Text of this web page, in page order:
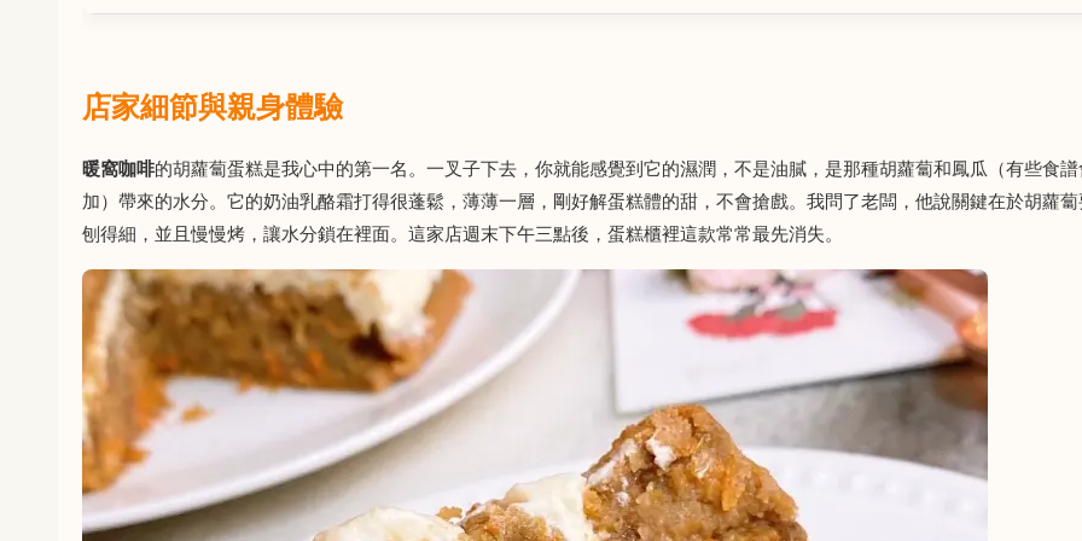
店家細節與親身體驗
暖窩咖啡的胡蘿蔔蛋糕是我心中的第一名。一叉子下去，你就能感覺到它的濕潤，不是油膩，是那種胡蘿蔔和鳳瓜（有些食
加）帶來的水分。它的奶油乳酪霜打得很蓬鬆，薄薄一層，剛好解蛋糕體的甜，不會搶戲。我問了老闆，他說關鍵在於胡蘿
刨得細，並且慢慢烤，讓水分鎖在裡面。這家店週末下午三點後，蛋糕櫃裡這款常常最先消失。